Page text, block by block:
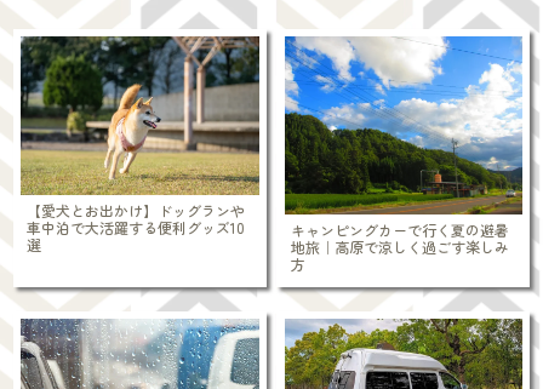
【愛犬とお出かけ】ドッグランや
車中泊で大活躍する便利グッズ10
選
キャンピングカーで行く夏の避暑
地旅｜高原で涼しく過ごす楽しみ
方